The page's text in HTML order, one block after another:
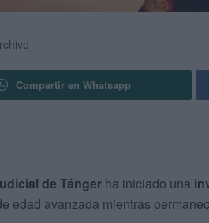
Compartir en Whatsapp
de Tánger ha iniciado una
edad avanzada mientras